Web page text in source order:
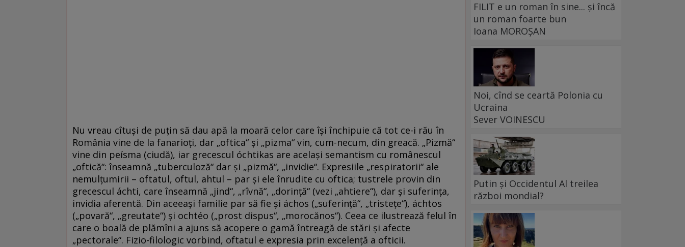
Nu vreau cîtuși de puțin să dau apă la moară celor care își închipuie că tot ce-i rău în
România vine de la fanarioți, dar „oftica“ şi „pizma“ vin, cum-necum, din greacă. „Pizmă“
vine din peísma (ciudă), iar grecescul óchtikas are acelaşi semantism cu românescul
„oftică“: înseamnă „tuberculoză“ dar şi „pizmă“, „invidie“. Expresiile „respiratorii“ ale
nemulţumirii – oftatul, oftul, ahtul – par şi ele înrudite cu oftica; tustrele provin din
grecescul áchti, care înseamnă „jind“, „rîvnă“, „dorinţă“ (vezi „ahtiere“), dar şi suferinţa,
invidia aferentă. Din aceeaşi familie par să fie şi áchos („suferinţă“, „tristeţe“), áchtos
(„povară“, „greutate“) şi ochtéo („prost dispus“, „morocănos“). Ceea ce ilustrează felul în
care o boală de plămîni a ajuns să acopere o gamă întreagă de stări şi afecte
„pectorale“. Fizio-filologic vorbind, oftatul e expresia prin excelenţă a ofticii.
FILIT e un roman în sine... și încă
un roman foarte bun
Ioana MOROȘAN
Noi, cînd se ceartă Polonia cu
Ucraina
Sever VOINESCU
Putin și Occidentul Al treilea
război mondial?